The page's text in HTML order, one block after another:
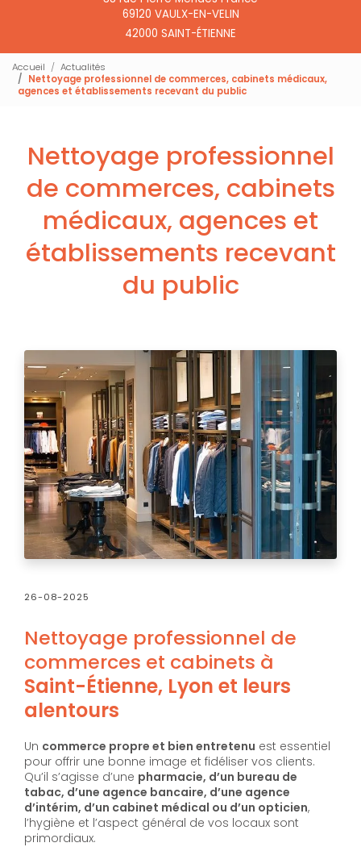
69120 VAULX-EN-VELIN
42000 SAINT-ÉTIENNE
Accueil
Actualités
Nettoyage professionnel de commerces, cabinets médicaux,
agences et établissements recevant du public
Nettoyage professionnel
de commerces, cabinets
médicaux, agences et
établissements recevant
du public
26-08-2025
Nettoyage professionnel de
commerces et cabinets à
Saint-Étienne, Lyon et leurs
alentours
Un commerce propre et bien entretenu est essentiel
pour offrir une bonne image et fidéliser vos clients.
Qu’il s’agisse d’une pharmacie, d’un bureau de
tabac, d’une agence bancaire, d’une agence
d’intérim, d’un cabinet médical ou d’un opticien,
l’hygiène et l’aspect général de vos locaux sont
primordiaux.